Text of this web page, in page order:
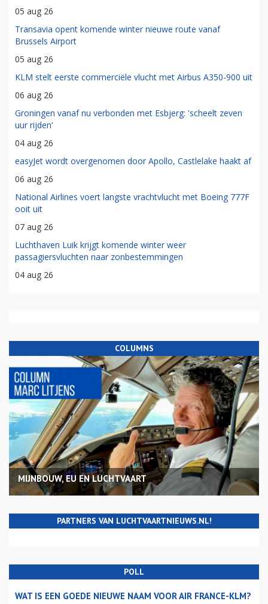
05 aug 26
Transavia opent komende winter nieuwe route vanaf
Brussels Airport
05 aug 26
KLM stelt eerste commerciële vlucht met Airbus A350-900 uit
06 aug 26
Groningen vanaf nu verbonden met Esbjerg: 'scheelt zeven
uur rijden'
04 aug 26
easyJet wordt overgenomen door Apollo, Castlelake haakt af
06 aug 26
National Airlines voert langste vrachtvlucht met Boeing 777F
ooit uit
07 aug 26
Luchthaven Luik krijgt komende winter weer
passagiersvluchten naar zonbestemmingen
04 aug 26
COLUMNS
MIJNBOUW, EU EN LUCHTVAART
PARTNERS VAN LUCHTVAARTNIEUWS.NL!
POLL
WAT IS EEN GOEDE NIEUWE NAAM VOOR AIR FRANCE-KLM?